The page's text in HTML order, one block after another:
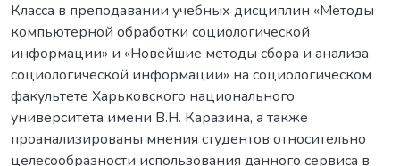
Класса в преподавании учебных дисциплин «Методы
компьютерной обработки социологической
информации» и «Новейшие методы сбора и анализа
социологической информации» на социологическом
факультете Харьковского национального
университета имени В.Н. Каразина, а также
проанализированы мнения студентов относительно
целесообразности использования данного сервиса в